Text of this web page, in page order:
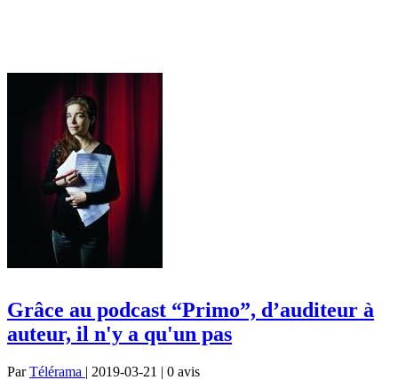
Grâce au podcast “Primo”, d’auditeur à
auteur, il n'y a qu'un pas
ParTélérama | 2019-03-21 | 0 avis